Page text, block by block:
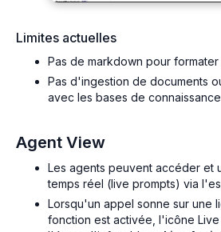
Limites actuelles
Pas de markdown pour
Pas d'ingestion de documents
avec les bases de
Agent View
Les agents peuvent accéder et
temps réel (live prompts) via
Lorsqu'un appel sonne sur une
fonction est activée, l'icône